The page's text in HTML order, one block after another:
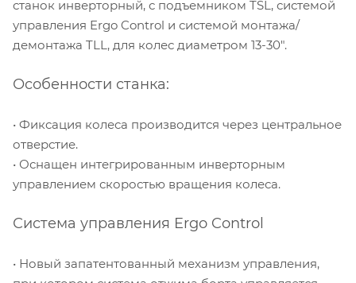
станок инверторный, с подъемником TSL, системой
управления Ergo Control и системой монтажа/
демонтажа TLL, для колес диаметром 13-30".
Особенности станка:
• Фиксация колеса производится через центральное
отверстие.
• Оснащен интегрированным инверторным
управлением скоростью вращения колеса.
Система управления Ergo Control
• Новый запатентованный механизм управления,